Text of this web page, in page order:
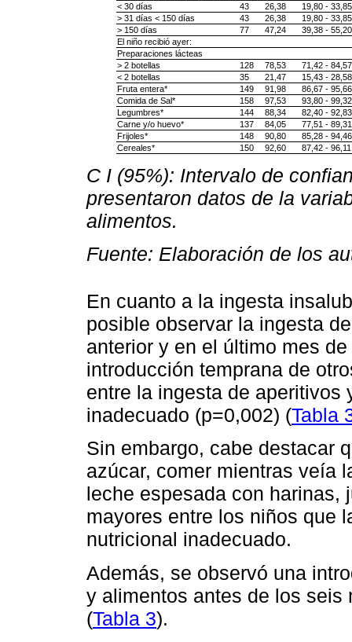
< 30 días
43 26,38
19,80 - 33,85
> 31 días < 150 días
43 26,38
19,80 - 33,85
> 150 días
77 47,24
39,38 - 55,20
El niño recibió ayer:
Preparaciones lácteas
> 2 botellas
128 78,53
71,42 - 84,57
< 2 botellas
35 21,47
15,43 - 28,58
Fruta entera*
149 91,98
86,67 - 95,66
Comida de Sal*
158 97,53
93,80 - 99,32
Legumbres*
144 88,34
82,40 - 92,83
Carne y/o huevo*
137 84,05
77,51 - 89,31
Frijoles*
148 90,80
85,28 - 94,46
Cereales*
150 92,60 87,42 - 96,11
C I (95%): Intervalo de
presentaron datos de la
alimentos.
Fuente: Elaboración de los
En cuanto a la ingesta
posible observar la ingesta
anterior y en el último mes
introducción temprana de
entre la ingesta de aperitivos
inadecuado (p=0,002) (Tabla
Sin embargo, cabe destacar
azúcar, comer mientras veía
leche espesada con harinas,
mayores entre los niños que
nutricional inadecuado.
Además, se observó una
y alimentos antes de los
(Tabla 3).